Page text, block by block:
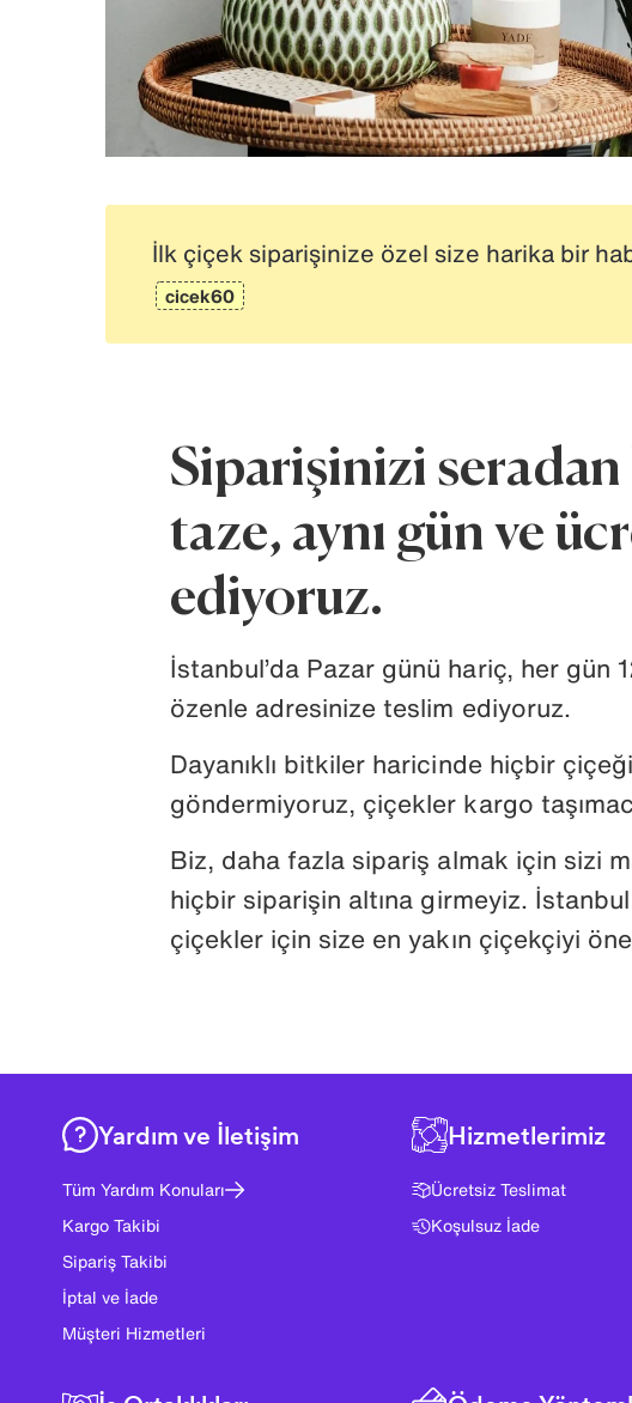
İlk çiçek siparişinize özel size harika bir
cicek60
Siparişinizi seradan
taze, aynı gün ve
ediyoruz.
İstanbul’da Pazar günü hariç, her gün
özenle adresinize teslim ediyoruz.
Dayanıklı bitkiler haricinde hiçbir
göndermiyoruz, çiçekler kargo
Biz, daha fazla sipariş almak için sizi
hiçbir siparişin altına girmeyiz. İstanbul
çiçekler için size en yakın çiçekçiyi
Yardım ve İletişim
Tüm Yardım Konuları
Kargo Takibi
Sipariş Takibi
İptal ve İade
Müşteri Hizmetleri
Hizmetlerimiz
Ücretsiz Teslimat
Koşulsuz İade